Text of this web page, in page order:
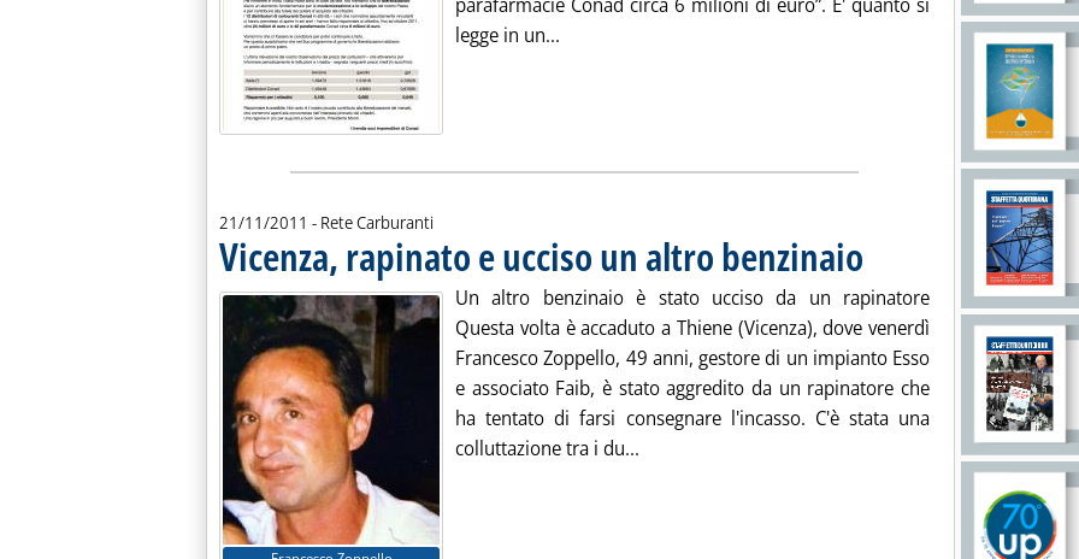
legge in un... Leggi tutta la notizia: 'Carburanti, Conad a Monti: grazie a
21/11/2011 - Rete Carburanti
Vicenza, rapinato e ucciso un altro benzinaio . Pubblicata lunedì 21 novembre
Un altro benzinaio è stato ucciso da un rapinatore
Questa volta è accaduto a Thiene (Vicenza), dove venerdì
Francesco Zoppello, 49 anni, gestore di un impianto Esso
e associato Faib, è stato aggredito da un rapinatore che
ha tentato di farsi consegnare l'incasso. C'è stata una
colluttazione tra i du... Leggi tutta la notizia: 'Vicenza, rapinato e ucciso